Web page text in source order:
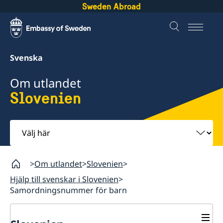
Sweden Abroad
Svenska
Om utlandet
Slovenien
Välj
här
Om utlandet Slovenien
Hjälp till svenskar i Slovenien
Samordningsnummer för barn